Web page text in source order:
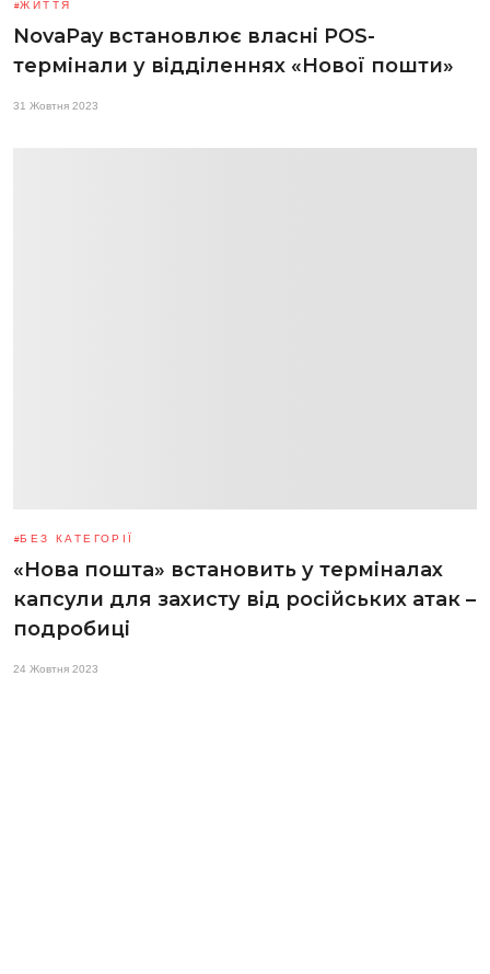
ЖИТТЯ
NovaPay встановлює власні POS-
термінали у відділеннях «Нової пошти»
31 Жовтня 2023
БЕЗ КАТЕГОРІЇ
«Нова пошта» встановить у терміналах
капсули для захисту від російських атак –
подробиці
24 Жовтня 2023